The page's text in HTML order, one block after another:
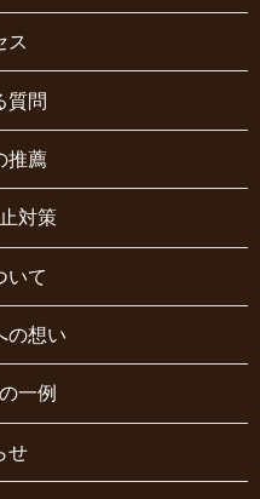
ス
質問
推薦
対策
いて
の想い
一例
せ